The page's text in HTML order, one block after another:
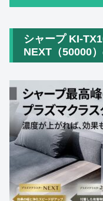
シャープ KI-
NEXT（50000